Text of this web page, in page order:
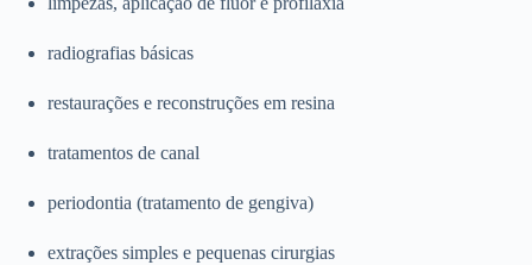
radiografias básicas
restaurações e reconstruções em resina
tratamentos de canal
periodontia (tratamento de gengiva)
extrações simples e pequenas cirurgias